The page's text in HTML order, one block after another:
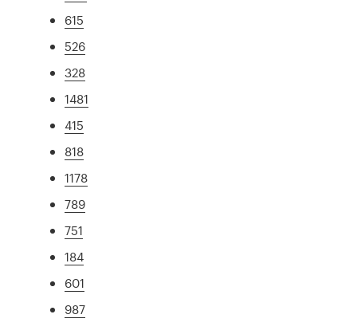
615
526
328
1481
415
818
1178
789
751
184
601
987